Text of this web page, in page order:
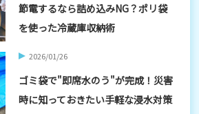
節電するなら詰め込みNG？ポリ袋
を使った冷蔵庫収納術
2026/01/26
ゴミ袋で"即席水のう"が完成！災害
時に知っておきたい手軽な浸水対策